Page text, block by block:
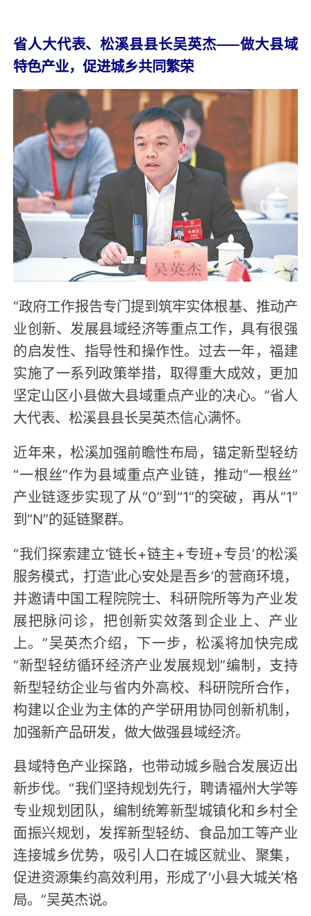
省人大代表、松溪县县长吴英杰——做大县域
特色产业，促进城乡共同繁荣
“政府工作报告专门提到筑牢实体根基、推动产
业创新、发展县域经济等重点工作，具有很强
的启发性、指导性和操作性。过去一年，福建
实施了一系列政策举措，取得重大成效，更加
坚定山区小县做大县域重点产业的决心。”省人
大代表、松溪县县长吴英杰信心满怀。
近年来，松溪加强前瞻性布局，锚定新型轻纺
“一根丝”作为县域重点产业链，推动“一根丝”
产业链逐步实现了从“0”到“1”的突破，再从“1”
到“N”的延链聚群。
“我们探索建立‘链长+链主+专班+专员’的松溪
服务模式，打造‘此心安处是吾乡’的营商环境，
并邀请中国工程院院士、科研院所等为产业发
展把脉问诊，把创新实效落到企业上、产业
上。”吴英杰介绍，下一步，松溪将加快完成
“新型轻纺循环经济产业发展规划”编制，支持
新型轻纺企业与省内外高校、科研院所合作，
构建以企业为主体的产学研用协同创新机制，
加强新产品研发，做大做强县域经济。
县域特色产业探路，也带动城乡融合发展迈出
新步伐。“我们坚持规划先行，聘请福州大学等
专业规划团队，编制统筹新型城镇化和乡村全
面振兴规划，发挥新型轻纺、食品加工等产业
连接城乡优势，吸引人口在城区就业、聚集，
促进资源集约高效利用，形成了‘小县大城关’格
局。”吴英杰说。